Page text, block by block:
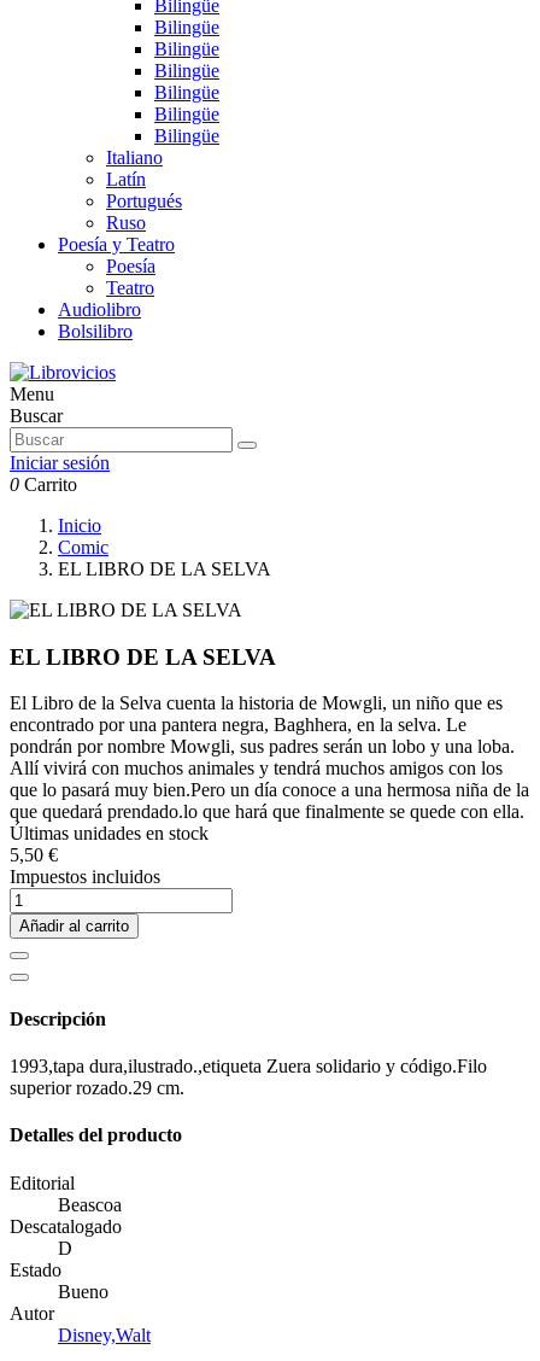
Bilingüe
Bilingüe
Bilingüe
Bilingüe
Bilingüe
Bilingüe
Bilingüe
Italiano
Latín
Portugués
Ruso
Poesía y Teatro
Poesía
Teatro
Audiolibro
Bolsilibro
Menu
Buscar
Iniciar sesión
0 Carrito
Inicio
Comic
EL LIBRO DE LA SELVA
EL LIBRO DE LA SELVA
El Libro de la Selva cuenta la historia de Mowgli, un niño que es
encontrado por una pantera negra, Baghhera, en la selva. Le
pondrán por nombre Mowgli, sus padres serán un lobo y una loba.
Allí vivirá con muchos animales y tendrá muchos amigos con los
que lo pasará muy bien.Pero un día conoce a una hermosa niña de la
que quedará prendado.lo que hará que finalmente se quede con ella.
Últimas unidades en stock
5,50 €
Impuestos incluidos
Añadir al carrito
Descripción
1993,tapa dura,ilustrado.,etiqueta Zuera solidario y código.Filo
superior rozado.29 cm.
Detalles del producto
Editorial
Beascoa
Descatalogado
D
Estado
Bueno
Autor
Disney,Walt